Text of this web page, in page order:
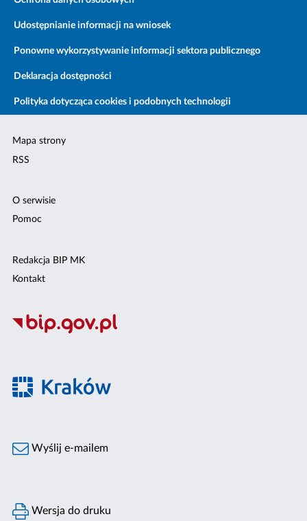
Udostępnianie informacji na wniosek
Ponowne wykorzystywanie informacji sektora publicznego
Deklaracja dostępności
Polityka dotycząca cookies i podobnych technologii
Mapa strony
RSS
O serwisie
Pomoc
Redakcja BIP MK
Kontakt
Wyślij e-mailem
Wersja do druku